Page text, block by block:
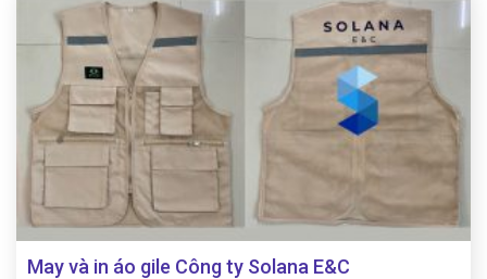
May và in áo gile Công ty Solana E&C